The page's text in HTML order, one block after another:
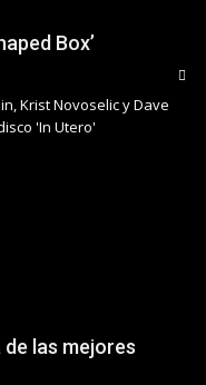
Box’
Krist Novoselic y Dave
'In Utero'
las mejores